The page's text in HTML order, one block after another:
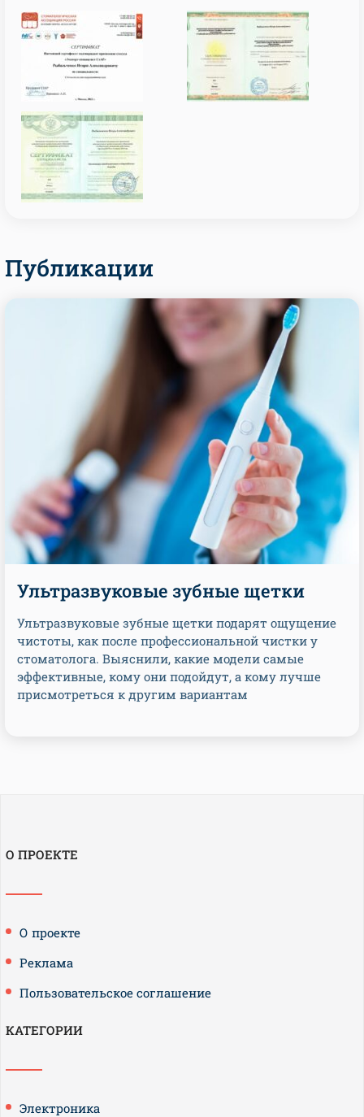
Публикации
Ультразвуковые зубные щетки
Ультразвуковые зубные щетки подарят ощущение
чистоты, как после профессиональной чистки у
стоматолога. Выяснили, какие модели самые
эффективные, кому они подойдут, а кому лучше
присмотреться к другим вариантам
О ПРОЕКТЕ
О проекте
Реклама
Пользовательское соглашение
КАТЕГОРИИ
Электроника